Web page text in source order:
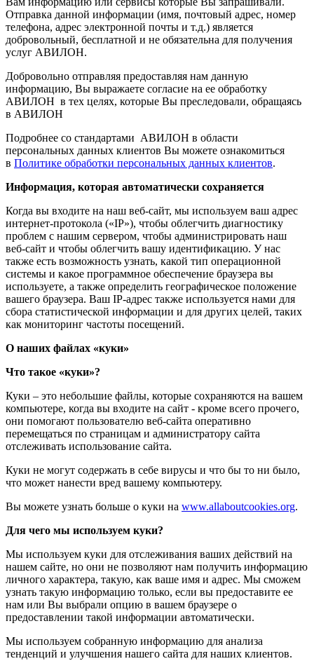
Отправка данной информации (имя, почтовый адрес, номер
телефона, адрес электронной почты и т.д.) является
добровольный, бесплатной и не обязательна для получения
услуг АВИЛОН.
Добровольно отправляя предоставляя нам данную
информацию, Вы выражаете согласие на ее обработку
АВИЛОН в тех целях, которые Вы преследовали, обращаясь
в АВИЛОН
Подробнее со стандартами АВИЛОН в области
персональных данных клиентов Вы можете ознакомиться
в Политике обработки персональных данных клиентов.
Информация, которая автоматически сохраняется
Когда вы входите на наш веб-сайт, мы используем ваш адрес
интернет-протокола («IP»), чтобы облегчить диагностику
проблем с нашим сервером, чтобы администрировать наш
веб-сайт и чтобы облегчить вашу идентификацию. У нас
также есть возможность узнать, какой тип операционной
системы и какое программное обеспечение браузера вы
используете, а также определить географическое положение
вашего браузера. Ваш IP-адрес также используется нами для
сбора статистической информации и для других целей, таких
как мониторинг частоты посещений.
О наших файлах «куки»
Что такое «куки»?
Куки – это небольшие файлы, которые сохраняются на вашем
компьютере, когда вы входите на сайт - кроме всего прочего,
они помогают пользователю веб-сайта оперативно
перемещаться по страницам и администратору сайта
отслеживать использование сайта.
Куки не могут содержать в себе вирусы и что бы то ни было,
что может нанести вред вашему компьютеру.
Вы можете узнать больше о куки на www.allaboutcookies.org.
Для чего мы используем куки?
Мы используем куки для отслеживания ваших действий на
нашем сайте, но они не позволяют нам получить информацию
личного характера, такую, как ваше имя и адрес. Мы сможем
узнать такую информацию только, если вы предоставите ее
нам или Вы выбрали опцию в вашем браузере о
предоставлении такой информации автоматически.
Мы используем собранную информацию для анализа
тенденций и улучшения нашего сайта для наших клиентов.